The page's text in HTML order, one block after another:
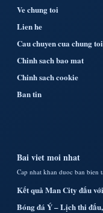
Ve chung toi
Lien he
Cau chuyen cua chung toi
Chinh sach bao mat
Chinh sach cookie
Ban tin
Bai viet moi nhat
Cap nhat khan duoc ban bien
Kết quả Man City đấu
Bóng đá Ý – Lịch thi